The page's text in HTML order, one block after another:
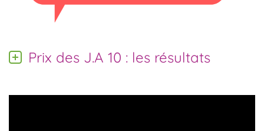
Prix des J.A 10 : les résultats